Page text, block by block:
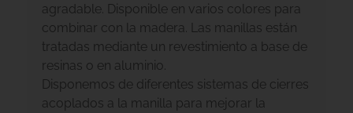
agradable. Disponible en varios colores para
combinar con la madera. Las manillas están
tratadas mediante un revestimiento a base de
resinas o en aluminio.
Disponemos de diferentes sistemas de cierres
acoplados a la manilla para mejorar la